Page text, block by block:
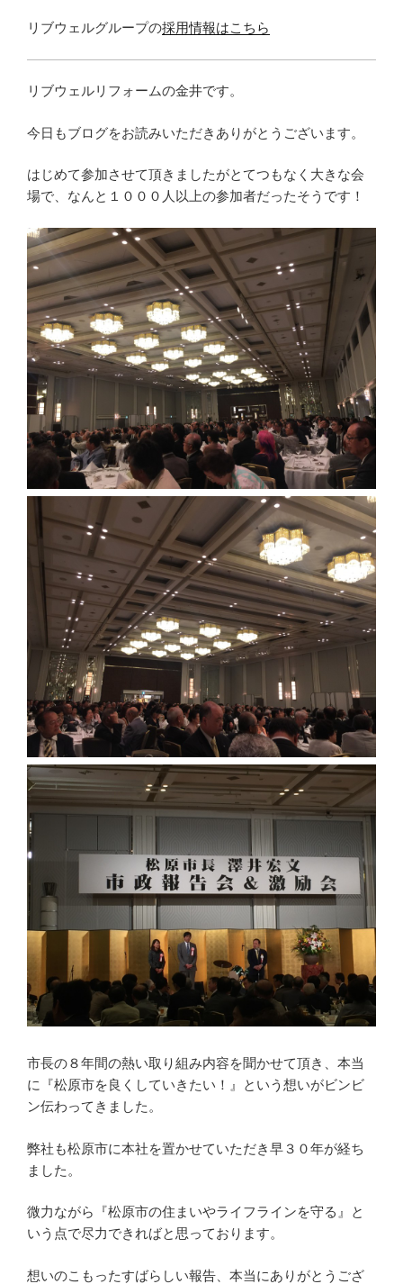
リブウェルグループの採用情報はこちら
リブウェルリフォームの金井です。
今日もブログをお読みいただきありがとうございます。
はじめて参加させて頂きましたがとてつもなく大きな会
場で、なんと１０００人以上の参加者だったそうです！
市長の８年間の熱い取り組み内容を聞かせて頂き、本当
に『松原市を良くしていきたい！』という想いがビンビ
ン伝わってきました。
弊社も松原市に本社を置かせていただき早３０年が経ち
ました。
微力ながら『松原市の住まいやライフラインを守る』と
いう点で尽力できればと思っております。
想いのこもったすばらしい報告、本当にありがとうござ